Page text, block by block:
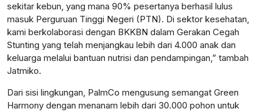
sekitar kebun, yang mana 90% pesertanya berhasil lulus
masuk Perguruan Tinggi Negeri (PTN). Di sektor kesehatan,
kami berkolaborasi dengan BKKBN dalam Gerakan Cegah
Stunting yang telah menjangkau lebih dari 4.000 anak dan
keluarga melalui bantuan nutrisi dan pendampingan,” tambah
Jatmiko.
Dari sisi lingkungan, PalmCo mengusung semangat Green
Harmony dengan menanam lebih dari 30.000 pohon untuk